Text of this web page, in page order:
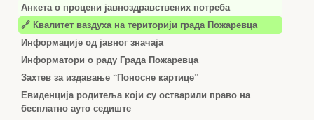
Анкета о процени јавноздравствених потреба
🔗 Квалитет ваздуха на територији града Пожаревца
Информације од јавног значаја
Информатори о раду Града Пожаревца
Захтев за издавање “Поносне картице”
Евиденција родитеља који су остварили право на
бесплатно ауто седиште